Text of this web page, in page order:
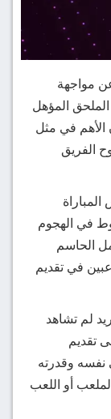
مواجهة
المؤهل
الأهم في مثل
الفريق
في الهجوم
الحاسم
في تقديم
لم تشاهد
تقديم
وقدرته
أو اللعب